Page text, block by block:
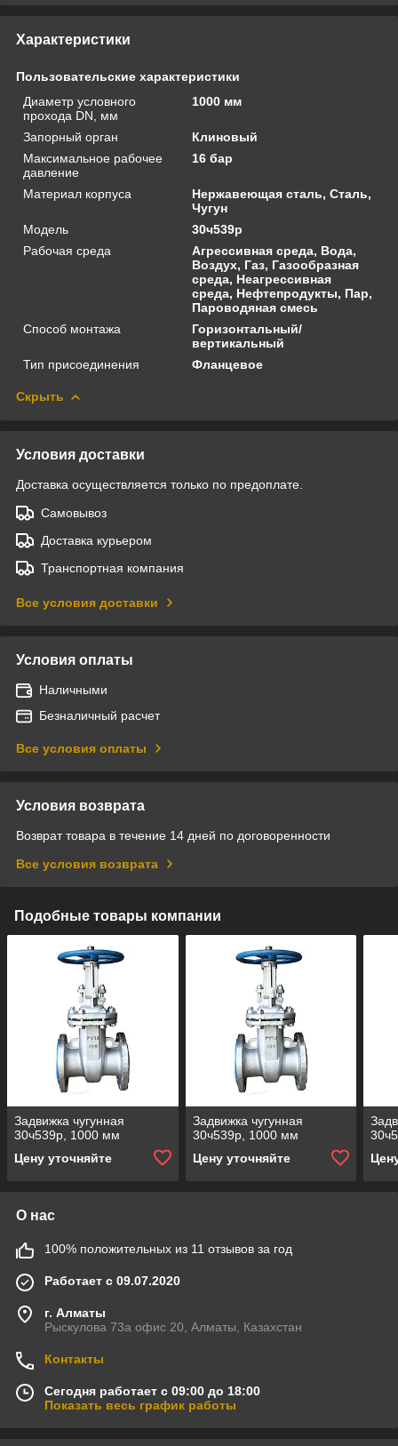
Характеристики
Пользовательские характеристики
Диаметр условного
прохода DN, мм
1000 мм
Запорный орган
Клиновый
Максимальное рабочее
давление
16 бар
Материал корпуса
Нержавеющая сталь, Сталь,
Чугун
Модель
30ч539р
Рабочая среда
Агрессивная среда, Вода,
Воздух, Газ, Газообразная
среда, Неагрессивная
среда, Нефтепродукты, Пар,
Пароводяная смесь
Способ монтажа
Горизонтальный/
вертикальный
Тип присоединения
Фланцевое
Скрыть
Условия доставки
Доставка осуществляется только по предоплате.
Самовывоз
Доставка курьером
Транспортная компания
Все условия доставки
Условия оплаты
Наличными
Безналичный расчет
Все условия оплаты
Условия возврата
Возврат товара в течение 14 дней по договоренности
Все условия возврата
Подобные товары компании
Задвижка чугунная
30ч539р, 1000 мм
Цену уточняйте
Задвижка чугунная
30ч539р, 1000 мм
Цену уточняйте
О нас
100% положительных из 11 отзывов за год
Работает с 09.07.2020
г. Алматы
Рыскулова 73а офис 20, Алматы, Казахстан
Контакты
Сегодня работает с 09:00 до 18:00
Показать весь график работы